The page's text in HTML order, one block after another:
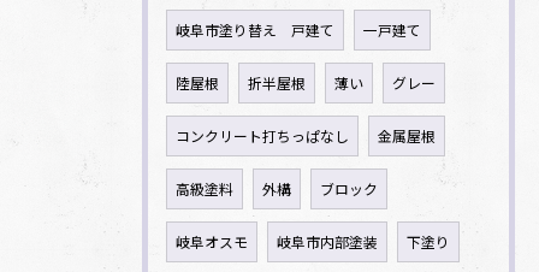
岐阜市塗り替え 戸建て 一戸建て
陸屋根 折半屋根 薄い グレー
コンクリート打ちっぱなし 金属屋根
高級塗料 外構 ブロック
岐阜オスモ 岐阜市内部塗装 下塗り